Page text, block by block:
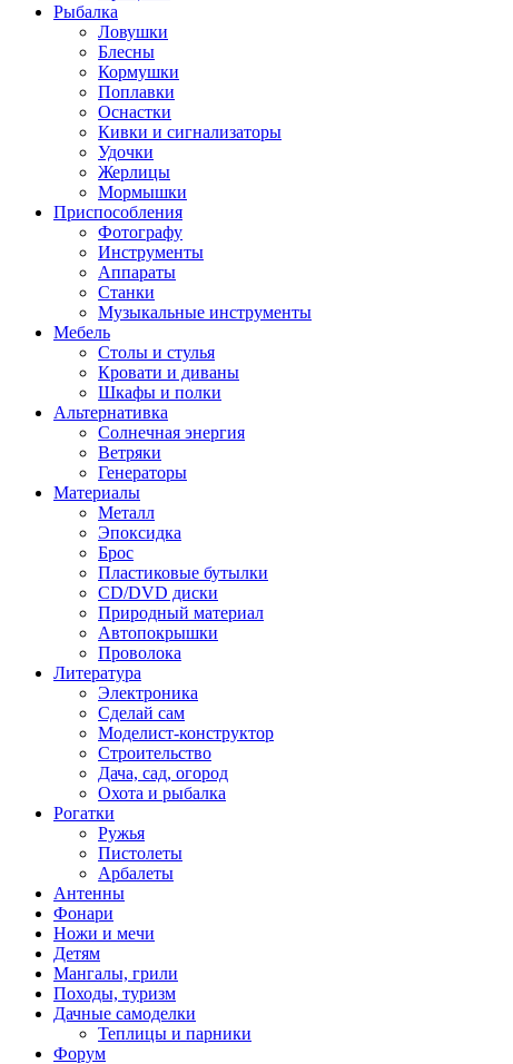
Рыбалка
Ловушки
Блесны
Кормушки
Поплавки
Оснастки
Кивки и сигнализаторы
Удочки
Жерлицы
Мормышки
Приспособления
Фотографу
Инструменты
Аппараты
Станки
Музыкальные инструменты
Мебель
Столы и стулья
Кровати и диваны
Шкафы и полки
Альтернативка
Солнечная энергия
Ветряки
Генераторы
Материалы
Металл
Эпоксидка
Брос
Пластиковые бутылки
CD/DVD диски
Природный материал
Автопокрышки
Проволока
Литература
Электроника
Сделай сам
Моделист-конструктор
Строительство
Дача, сад, огород
Охота и рыбалка
Рогатки
Ружья
Пистолеты
Арбалеты
Антенны
Фонари
Ножи и мечи
Детям
Мангалы, грили
Походы, туризм
Дачные самоделки
Теплицы и парники
Форум